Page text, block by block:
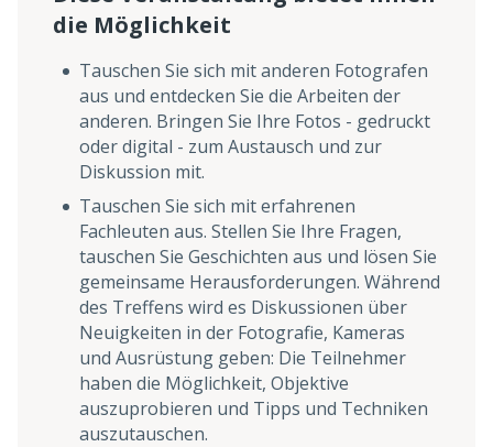
die Möglichkeit
Tauschen Sie sich mit anderen Fotografen
aus und entdecken Sie die Arbeiten der
anderen. Bringen Sie Ihre Fotos - gedruckt
oder digital - zum Austausch und zur
Diskussion mit.
Tauschen Sie sich mit erfahrenen
Fachleuten aus. Stellen Sie Ihre Fragen,
tauschen Sie Geschichten aus und lösen Sie
gemeinsame Herausforderungen. Während
des Treffens wird es Diskussionen über
Neuigkeiten in der Fotografie, Kameras
und Ausrüstung geben: Die Teilnehmer
haben die Möglichkeit, Objektive
auszuprobieren und Tipps und Techniken
auszutauschen.